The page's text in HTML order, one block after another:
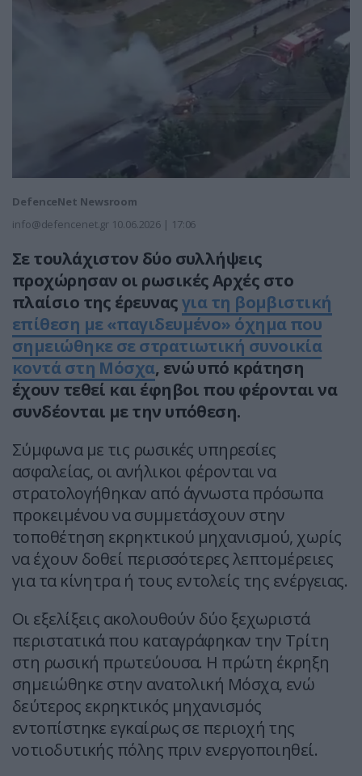
DefenceNet Newsroom
info@defencenet.gr 10.06.2026 | 17:06
Σε τουλάχιστον δύο συλλήψεις
προχώρησαν οι ρωσικές Αρχές στο
πλαίσιο της έρευναςγια τη βομβιστική
επίθεση με «παγιδευμένο» όχημα που
σημειώθηκε σε στρατιωτική συνοικία
κοντά στη Μόσχα, ενώ υπό κράτηση
έχουν τεθεί και έφηβοι που φέρονται να
συνδέονται με την υπόθεση.
Σύμφωνα με τις ρωσικές υπηρεσίες
ασφαλείας, οι ανήλικοι φέρονται να
στρατολογήθηκαν από άγνωστα πρόσωπα
προκειμένου να συμμετάσχουν στην
τοποθέτηση εκρηκτικού μηχανισμού, χωρίς
να έχουν δοθεί περισσότερες λεπτομέρειες
για τα κίνητρα ή τους εντολείς της ενέργειας.
Οι εξελίξεις ακολουθούν δύο ξεχωριστά
περιστατικά που καταγράφηκαν την Τρίτη
στη ρωσική πρωτεύουσα. Η πρώτη έκρηξη
σημειώθηκε στην ανατολική Μόσχα, ενώ
δεύτερος εκρηκτικός μηχανισμός
εντοπίστηκε εγκαίρως σε περιοχή της
νοτιοδυτικής πόλης πριν ενεργοποιηθεί.